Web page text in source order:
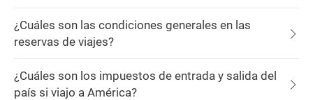
¿Cuáles son las condiciones generales en las
reservas de viajes?
¿Cuáles son los impuestos de entrada y salida del
país si viajo a América?